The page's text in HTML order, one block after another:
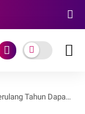
Unik: Bibit Pohon Kelengkeng